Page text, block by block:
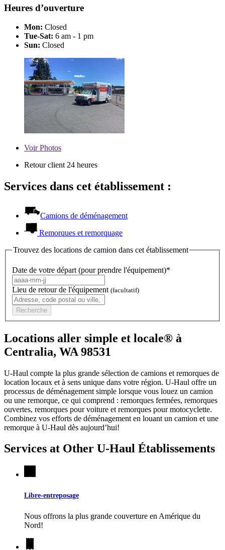
Heures d’ouverture
Mon: Closed
Tue-Sat: 6 am - 1 pm
Sun: Closed
VoirPhotos
Retour client 24 heures
Services dans cet établissement :
Camions de déménagement
Remorques et remorquage
Trouvez des locations de camion dans cet établissement
Date de votre départ (pour prendre l'équipement)*
Lieu de retour de l'équipement (facultatif)
Recherche
Locations aller simple et locale® à
Centralia, WA 98531
U-Haul compte la plus grande sélection de camions et remorques de
location locaux et à sens unique dans votre région. U-Haul offre un
processus de déménagement simple lorsque vous louez un camion
ou une remorque, ce qui comprend : remorques fermées, remorques
ouvertes, remorques pour voiture et remorques pour motocyclette.
Combinez vos efforts de déménagement en louant un camion et une
remorque à U-Haul dès aujourd’hui!
Services at Other U-Haul Établissements
Libre-entreposage
Nous offrons la plus grande couverture en Amérique du
Nord!